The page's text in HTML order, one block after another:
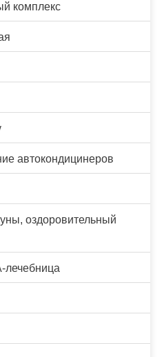
комплекс
автокондицинеров
оздоровительный
лечебница